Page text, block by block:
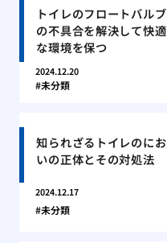
トイレのフロートバルブ
の不具合を解決して快適
な環境を保つ
2024.12.20
未分類
知られざるトイレのにお
いの正体とその対処法
2024.12.17
未分類